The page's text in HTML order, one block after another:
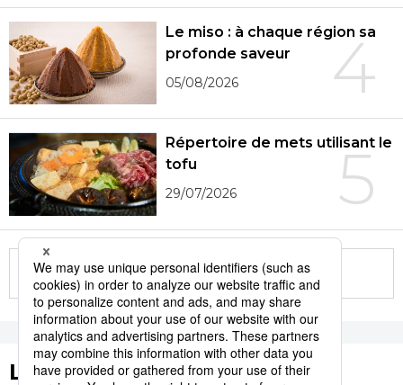
4
Le miso : à chaque région sa
profonde saveur
05/08/2026
5
Répertoire de mets utilisant le
tofu
29/07/2026
More in this series
Les tags populaires